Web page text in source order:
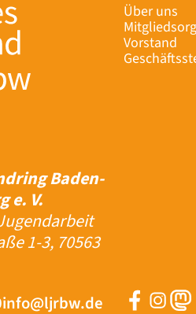
Baden-
e. V.
1-3, 70563
info@ljrbw.de
Über uns
Vorstand